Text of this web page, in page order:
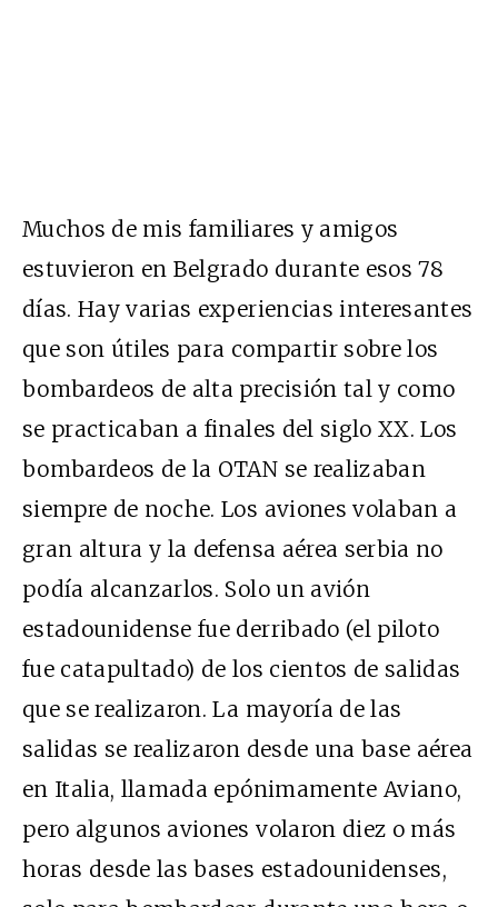
Muchos de mis familiares y amigos
estuvieron en Belgrado durante esos 78
días. Hay varias experiencias interesantes
que son útiles para compartir sobre los
bombardeos de alta precisión tal y como
se practicaban a finales del siglo XX. Los
bombardeos de la OTAN se realizaban
siempre de noche. Los aviones volaban a
gran altura y la defensa aérea serbia no
podía alcanzarlos. Solo un avión
estadounidense fue derribado (el piloto
fue catapultado) de los cientos de salidas
que se realizaron. La mayoría de las
salidas se realizaron desde una base aérea
en Italia, llamada epónimamente Aviano,
pero algunos aviones volaron diez o más
horas desde las bases estadounidenses,